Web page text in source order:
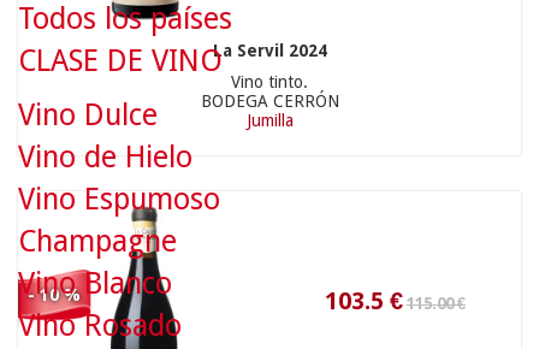
La Servil 2024
Vino tinto.
BODEGA CERRÓN
Jumilla
- 10 %
103.5
Todos los países
CLASE DE VINO
Vino Dulce
Vino de Hielo
Vino Espumoso
Champagne
Vino Blanco
Vino Rosado